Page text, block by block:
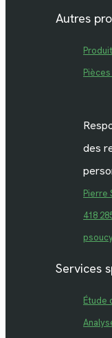
Autres
des
Pierre
418
Services
Étude